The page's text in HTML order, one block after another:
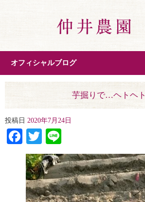
オフィシャルブログ
芋掘りで…ヘトヘト
投稿日 2020年7月24日
Facebook
Twitter